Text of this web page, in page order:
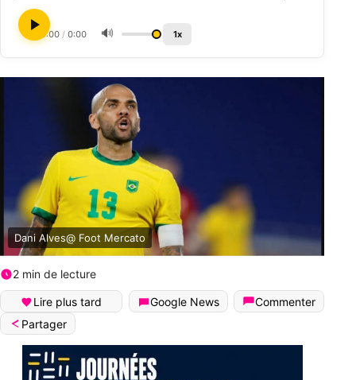
0:00 / 0:00 🔊 1x
Dani Alves@ Foot Mercato
2 min de lecture
Lire plus tard Google News
Commenter
Partager